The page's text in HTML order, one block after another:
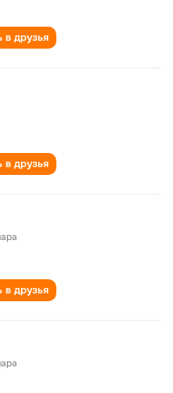
в друзья
в друзья
в друзья